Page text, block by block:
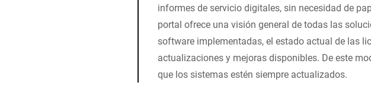
informes de servicio digitales, sin necesidad de
portal ofrece una visión general de todas las
software implementadas, el estado actual de las
actualizaciones y mejoras disponibles. De este
que los sistemas estén siempre actualizados.